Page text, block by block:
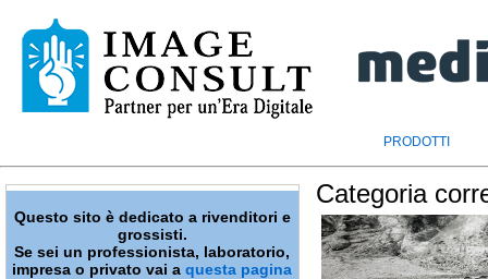
PRODOTTI
Questo sito è dedicato a rivenditori e
grossisti.
Se sei un professionista, laboratorio,
impresa o privato vai aquesta pagina
Categoria